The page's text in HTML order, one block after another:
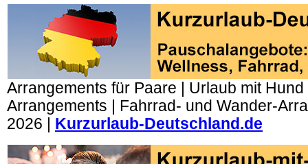
Arrangements für Paare | Urlaub mit Hund
Arrangements | Fahrrad- und Wander-
2026 | Kurzurlaub-Deutschland.de